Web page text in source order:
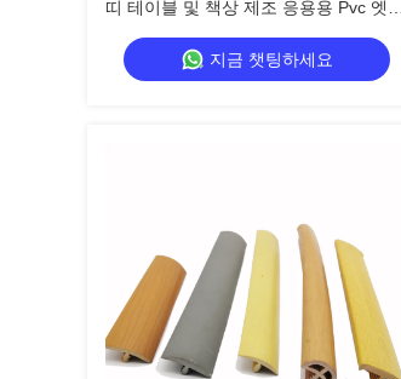
띠 테이블 및 책상 제조 응용용 Pvc 엣지
띠 재료
지금 챗팅하세요